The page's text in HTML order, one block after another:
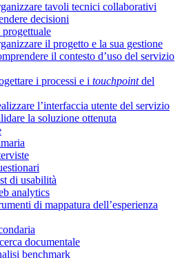
tavoli tecnici collaborativi
decisioni
il progetto e la sua gestione
il contesto d’uso del servizio
i processi e i touchpointdel
l’interfaccia utente del servizio
la soluzione ottenuta
di usabilità
analytics
di mappatura dell’esperienza
documentale
benchmark